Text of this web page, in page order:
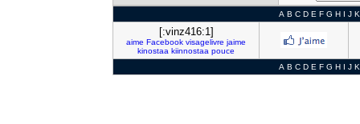
A B C D E F G H I J K
[:vinz416:1]
aime Facebook visagelivre jaime
kinostaa kiinnostaa pouce
A B C D E F G H I J K